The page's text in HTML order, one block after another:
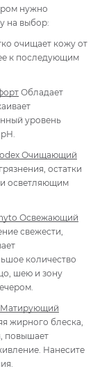
нужно
на выбор:
очищает кожу от
к последующим
Обладает
уровень
Очищающий
остатки
осветляющим
Освежающий
свежести,
количество
шею и зону
Матирующий
жирного блеска,
повышает
Нанесите